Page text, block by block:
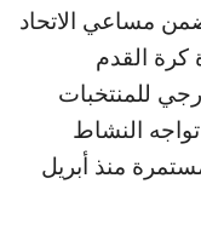
مساعي الاتحاد
كرة القدم
للمنتخبات
النشاط
منذ أبريل